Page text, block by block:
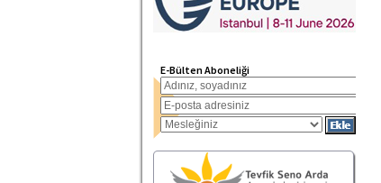
E-Bülten Aboneliği